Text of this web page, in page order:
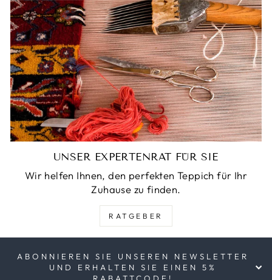
UNSER EXPERTENRAT FÜR SIE
Wir helfen Ihnen, den perfekten Teppich für Ihr
Zuhause zu finden.
RATGEBER
ABONNIEREN SIE UNSEREN NEWSLETTER
UND ERHALTEN SIE EINEN 5%